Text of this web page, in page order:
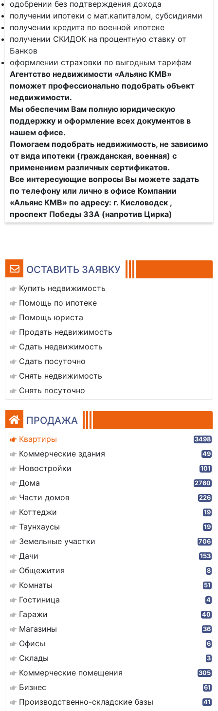
ОСТАВИТЬ ЗАЯВКУ
Купить недвижимость
Помощь по ипотеке
Помощь юриста
Продать недвижимость
Сдать недвижимость
Сдать посуточно
Снять недвижимость
Снять посуточно
ПРОДАЖА
Квартиры 3498
Коммерческие здания 49
Новостройки 101
Дома 2760
Части домов 226
Коттеджи 19
Таунхаусы 19
Земельные участки 706
Дачи 153
Общежития 8
Комнаты 51
Гостиница 4
Гаражи 40
Магазины 36
Офисы 6
Склады 3
Коммерческие помещения 305
Бизнес 61
Производственно-складские базы 41
одобрении без подтверждения дохода
получении ипотеки с мат.капиталом, субсидиями
получении кредита по военной ипотеке
получении СКИДОК на процентную ставку от
Банков
оформлении страховки по выгодным тарифам
Агентство недвижимости «Альянс КМВ»
поможет профессионально подобрать объект
недвижимости.
Мы обеспечим Вам полную юридическую
поддержку и оформление всех документов в
нашем офисе.
Помогаем подобрать недвижимость, не зависимо
от вида ипотеки (гражданская, военная) с
применением различных сертификатов.
Все интересующие вопросы Вы можете задать
по телефону или лично в офисе Компании
«Альянс КМВ» по адресу: г. Кисловодск ,
проспект Победы 33А (напротив Цирка)